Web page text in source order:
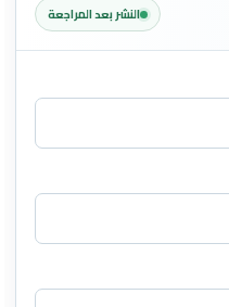
النشر بعد المراجعة